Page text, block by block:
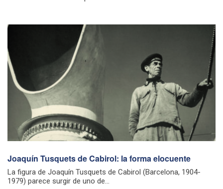
Joaquín Tusquets de Cabirol: la forma elocuente
La figura de Joaquín Tusquets de Cabirol (Barcelona, 1904-
1979) parece surgir de uno de...